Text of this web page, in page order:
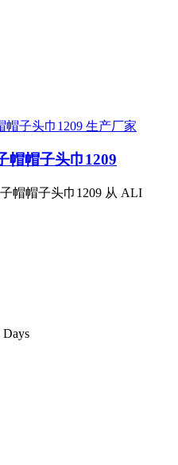
帽帽子头巾1209
帽帽子头巾1209 从 ALI
Days